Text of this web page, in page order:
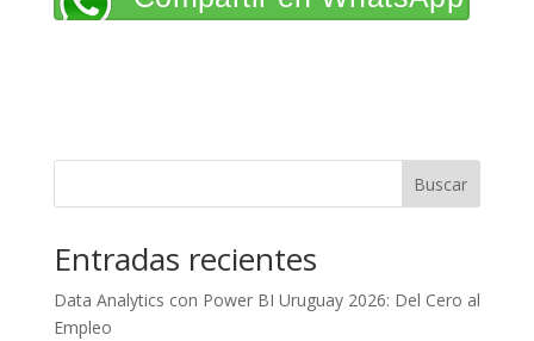
Buscar
Entradas recientes
Data Analytics con Power BI Uruguay 2026: Del Cero al
Empleo